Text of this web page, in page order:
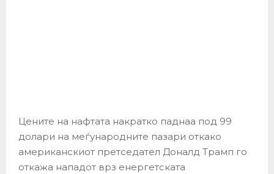
Цените на нафтата накратко паднаа под 99
долари на меѓународните пазари откако
американскиот претседател Доналд Трамп го
откажа нападот врз енергетската